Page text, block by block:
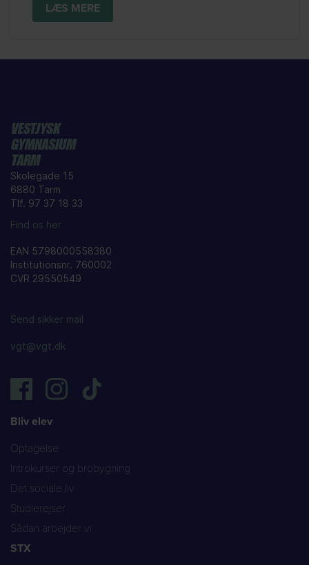
LÆS MERE
VESTJYSK
GYMNASIUM
TARM
Skolegade 15
6880 Tarm
Tlf. 97 37 18 33
Find os her
EAN 5798000558380
Institutionsnr. 760002
CVR 29550549
Send sikker mail
vgt@vgt.dk
Bliv elev
Optagelse
Introkurser og brobygning
Det sociale liv
Studierejser
Sådan arbejder vi
STX